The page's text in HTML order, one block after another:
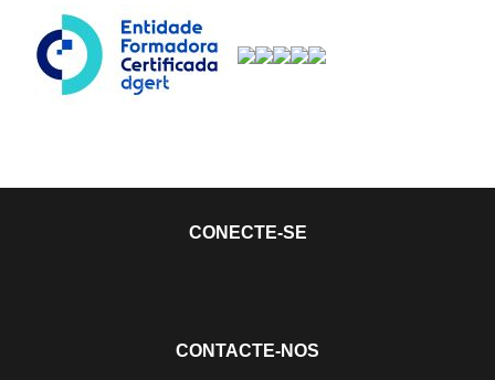
CONECTE-SE
CONTACTE-NOS